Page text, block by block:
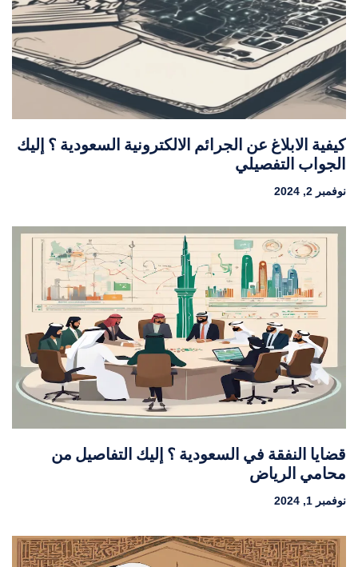
كيفية الابلاغ عن الجرائم الالكترونية السعودية ؟ إليك
الجواب التفصيلي
نوفمبر 2, 2024
قضايا النفقة في السعودية ؟ إليك التفاصيل من
محامي الرياض
نوفمبر 1, 2024